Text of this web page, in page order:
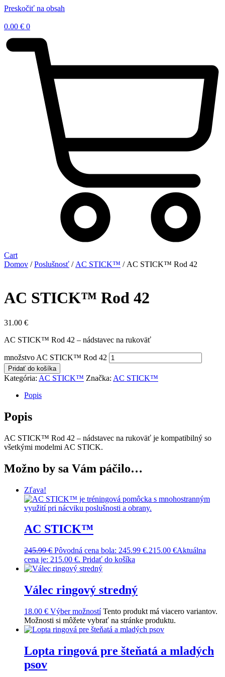
Preskočiť na obsah
0.00 € 0
Cart
Domov /Poslušnosť / AC STICK™ / AC STICK™ Rod 42
AC STICK™ Rod 42
31.00 €
AC STICK™ Rod 42 – nádstavec na rukoväť
množstvo AC STICK™ Rod 42
Pridať do košíka
Kategória: AC STICK™ Značka: AC STICK™
Popis
Popis
AC STICK™ Rod 42 – nádstavec na rukoväť je kompatibilný so
všetkými modelmi AC STICK.
Možno by sa Vám páčilo…
Zľava!
AC STICK™
245.99€ Pôvodná cena bola: 245.99 €.215.00 €Aktuálna
cena je: 215.00 €. Pridať do košíka
Válec ringový stredný
18.00 € Výber možností Tento produkt má viacero variantov.
Možnosti si môžete vybrať na stránke produktu.
Lopta ringová pre šteňatá a mladých
psov